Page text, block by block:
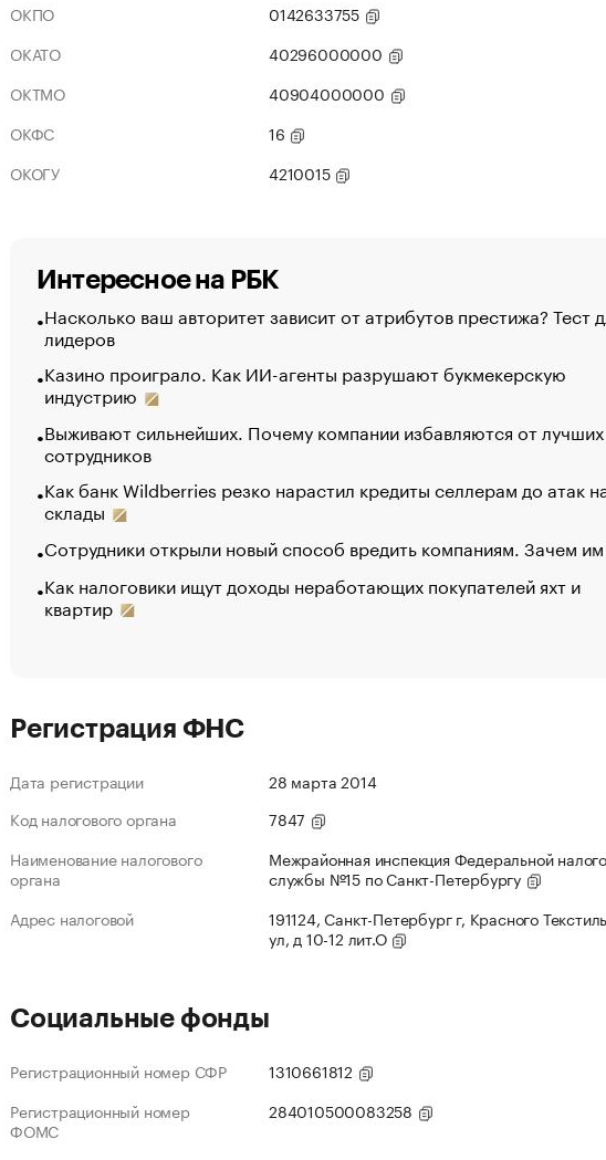
ОКПО
0142633755
ОКАТО
40296000000
ОКТМО
40904000000
ОКФС
16
ОКОГУ
4210015
Интересное на РБК
Насколько ваш авторитет зависит от атрибутов престижа? Тест
лидеров
Казино проиграло. Как ИИ-агенты разрушают букмекерскую
индустрию
Выживают сильнейших. Почему компании избавляются от лучших
сотрудников
Как банк Wildberries резко нарастил кредиты селлерам до атак
склады
Сотрудники открыли новый способ вредить компаниям. Зачем
Как налоговики ищут доходы неработающих покупателей яхт и
квартир
Регистрация ФНС
Дата регистрации
28 марта 2014
Код налогового органа
7847
Наименование налогового
органа
Межрайонная инспекция Федеральной
службы №15 по Санкт-Петербургу
Адрес налоговой
191124, Санкт-Петербург г, Красного
ул, д 10-12 лит.О
Социальные фонды
Регистрационный номер СФР
1310661812
Регистрационный номер
ФОМС
284010500083258